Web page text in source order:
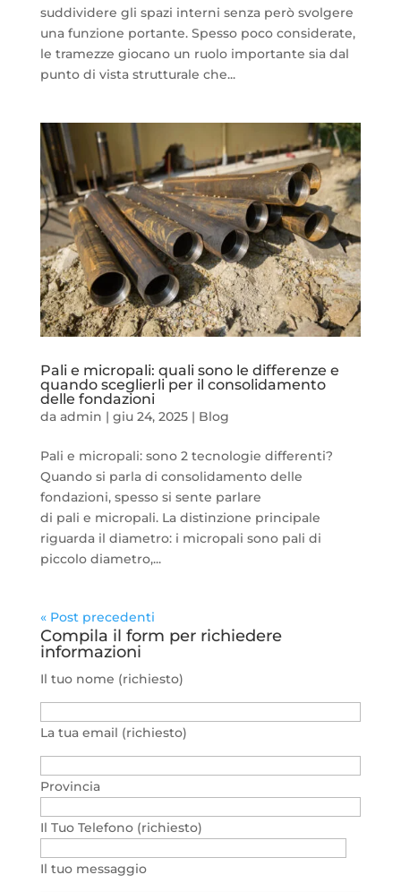
suddividere gli spazi interni senza però svolgere
una funzione portante. Spesso poco considerate,
le tramezze giocano un ruolo importante sia dal
punto di vista strutturale che...
Pali e micropali: quali sono le differenze e
quando sceglierli per il consolidamento
delle fondazioni
da admin | giu 24, 2025| Blog
Pali e micropali: sono 2 tecnologie differenti?
Quando si parla di consolidamento delle
fondazioni, spesso si sente parlare
di pali e micropali. La distinzione principale
riguarda il diametro: i micropali sono pali di
piccolo diametro,...
« Post precedenti
Compila il form per richiedere
informazioni
Il tuo nome (richiesto)
La tua email (richiesto)
Provincia
Il Tuo Telefono (richiesto)
Il tuo messaggio